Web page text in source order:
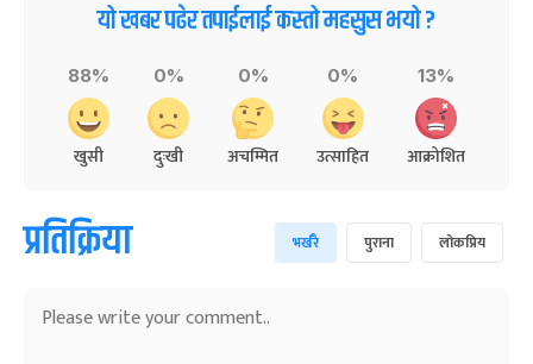
यो खबर पढेर तपाईलाई कस्तो महसुस भयो ?
88%
खुसी
0%
दुःखी
0%
अचम्मित
0%
उत्साहित
13%
आक्रोशित
प्रतिक्रिया भर्खरै पुराना लोकप्रिय